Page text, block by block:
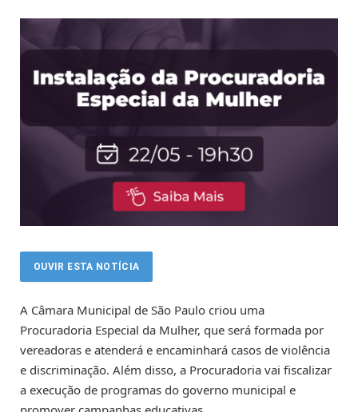
OUVIR ESTA NOTÍCIA
A Câmara Municipal de São Paulo criou uma
Procuradoria Especial da Mulher, que será formada por
vereadoras e atenderá e encaminhará casos de violência
e discriminação. Além disso, a Procuradoria vai fiscalizar
a execução de programas do governo municipal e